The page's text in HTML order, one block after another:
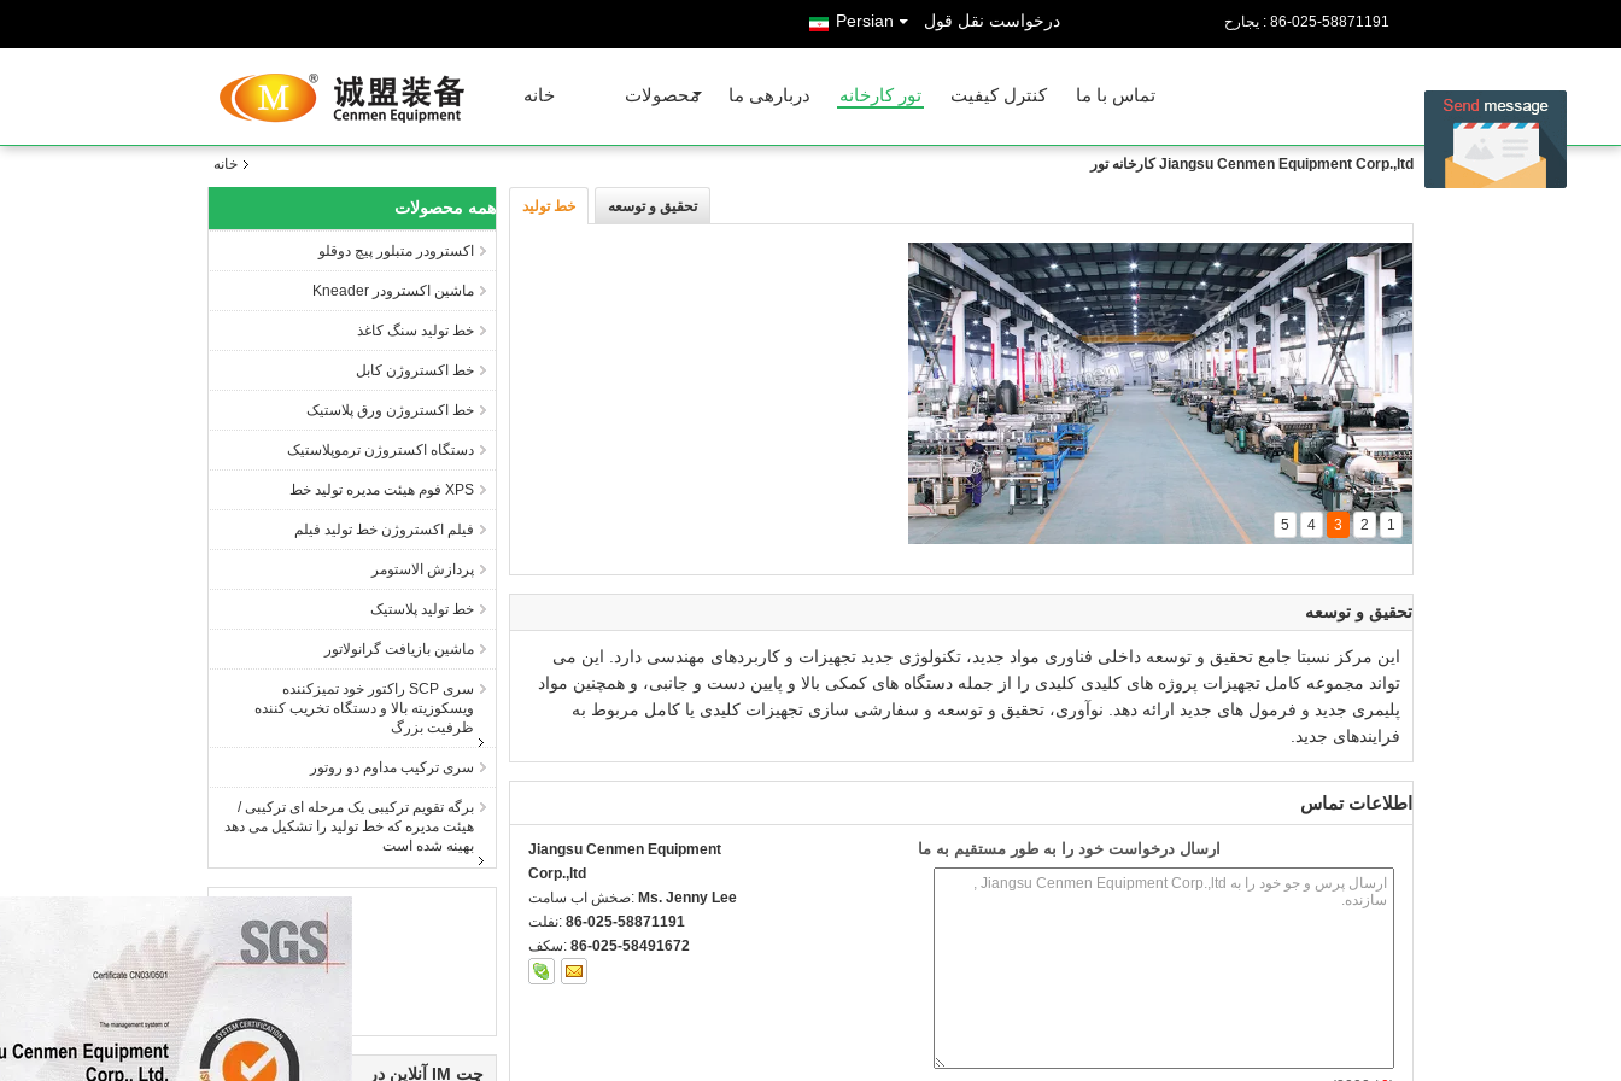
حراجی : 86-025-58871191 درخواست نقل قول Persian
خانه محصولات دربارهی ما تور کارخانه کنترل کیفیت تماس با ما
خانه Jiangsu Cenmen Equipment Corp.,ltd کارخانه تور
همه محصولات
اکسترودر متبلور پیچ دوقلو
ماشین اکسترودر Kneader
خط تولید سنگ کاغذ
خط اکستروژن کابل
خط اکستروژن ورق پلاستیک
دستگاه اکستروژن ترموپلاستیک
XPS فوم هیئت مدیره تولید خط
فیلم اکستروژن خط تولید فیلم
پردازش الاستومر
خط تولید پلاستیک
ماشین بازیافت گرانولاتور
سری SCP راکتور خود تمیزکننده
ویسکوزیته بالا و دستگاه تخریب کننده
ظرفیت بزرگ
سری ترکیب مداوم دو روتور
برگه تقویم ترکیبی یک مرحله ای ترکیبی /
هیئت مدیره که خط تولید را تشکیل می دهد
بهینه شده است
چت IM آنلاین در
خط تولید تحقیق و توسعه
1
2
3
4
5
تحقیق و توسعه
این مرکز نسبتا جامع تحقیق و توسعه داخلی فناوری مواد جدید، تکنولوژی جدید تجهیزات و کاربردهای مهندسی دارد. این می
تواند مجموعه کامل تجهیزات پروژه های کلیدی کلیدی را از جمله دستگاه های کمکی بالا و پایین دست و جانبی، و همچنین مواد
پلیمری جدید و فرمول های جدید ارائه دهد. نوآوری، تحقیق و توسعه و سفارشی سازی تجهیزات کلیدی یا کامل مربوط به
فرایندهای جدید.
اطلاعات تماس
Jiangsu Cenmen Equipment
Corp.,ltd
تماس با شخص: Ms. Jenny Lee
تلفن: 86-025-58871191
فکس: 86-025-58491672
ارسال درخواست خود را به طور مستقیم به ما